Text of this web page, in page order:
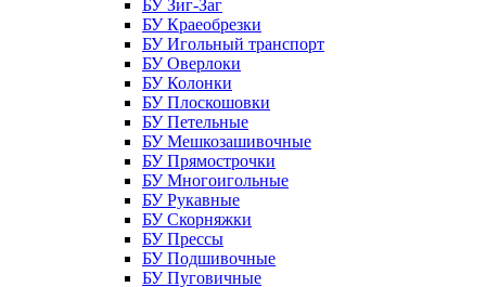
БУ Зиг-Заг
БУ Краеобрезки
БУ Игольный транспорт
БУ Оверлоки
БУ Колонки
БУ Плоскошовки
БУ Петельные
БУ Мешкозашивочные
БУ Прямострочки
БУ Многоигольные
БУ Рукавные
БУ Скорняжки
БУ Прессы
БУ Подшивочные
БУ Пуговичные